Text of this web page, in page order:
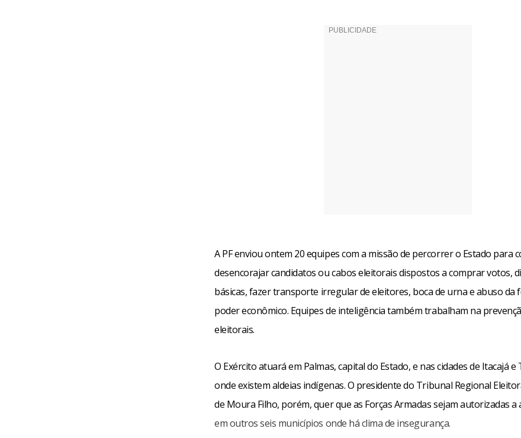
A PF enviou ontem 20 equipes com a missão de percorrer o Estado para
desencorajar candidatos ou cabos eleitorais dispostos a comprar votos,
básicas, fazer transporte irregular de eleitores, boca de urna e abuso da
poder econômico. Equipes de inteligência também trabalham na
eleitorais.
O Exército atuará em Palmas, capital do Estado, e nas cidades de Itacajá e
onde existem aldeias indígenas. O presidente do Tribunal Regional
de Moura Filho, porém, quer que as Forças Armadas sejam autorizadas
em outros seis municípios onde há clima de insegurança.